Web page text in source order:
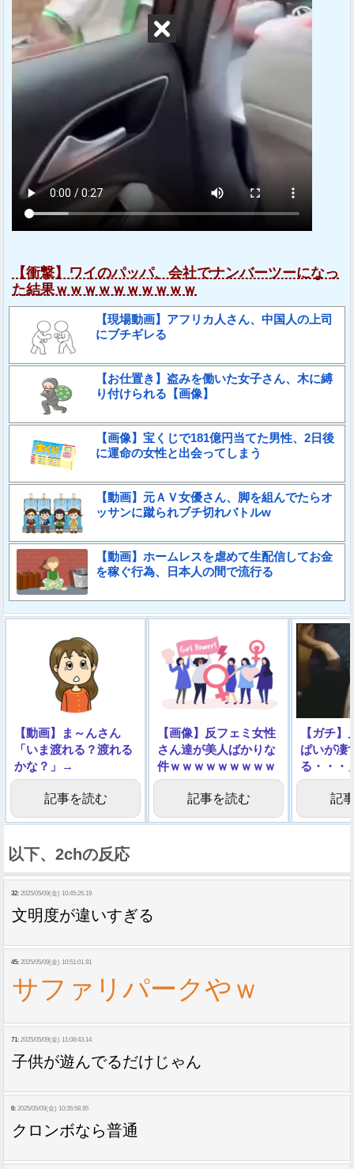
【衝撃】ワイのパッパ、会社でナンバーツーになっ
た結果ｗｗｗｗｗｗｗｗｗｗ
【現場動画】アフリカ人さん、中国人の上司
にブチギレる
【お仕置き】盗みを働いた女子さん、木に縛
り付けられる【画像】
【画像】宝くじで181億円当てた男性、2日後
に運命の女性と出会ってしまう
【動画】元ＡＶ女優さん、脚を組んでたらオ
ッサンに蹴られブチ切れバトルw
【動画】ホームレスを虐めて生配信してお金
を稼ぐ行為、日本人の間で流行る
【動画】ま～んさん
「いま渡れる？渡れる
かな？」→
記事を読む
【画像】反フェミ女性
さん達が美人ばかりな
件ｗｗｗｗｗｗｗｗｗ
記事を読む
【ガチ
ぱいが凄
る・・・
1000万回
記
以下、2chの反応
32: 2025/05/09(金) 10:45:26.19
文明度が違いすぎる
45: 2025/05/09(金) 10:51:01.91
サファリパークやｗ
71: 2025/05/09(金) 11:08:43.14
子供が遊んでるだけじゃん
6: 2025/05/09(金) 10:35:58.95
クロンボなら普通